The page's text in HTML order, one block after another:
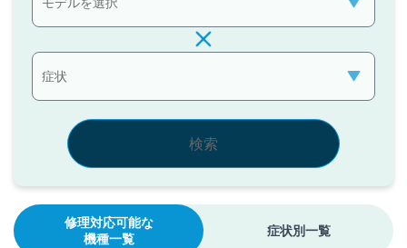
検索
修理対応可能な
機種一覧
症状別一覧